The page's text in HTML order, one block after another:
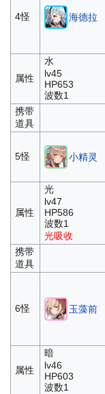
4怪
海德拉
属性
水
lv45
HP653
波数1
携带
道具
5怪
小精灵
属性
光
lv47
HP586
波数1
光吸收
携带
道具
6怪 玉藻前
属性
暗
lv46
HP603
波数1